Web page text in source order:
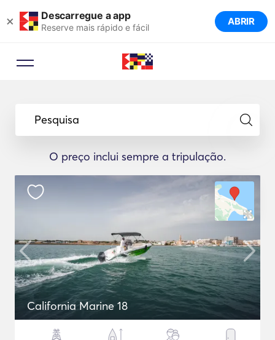
× Descarregue a app
Reserve mais rápido e fácil ABRIR
Pesquisa
O preço inclui sempre a tripulação.
California Marine 18